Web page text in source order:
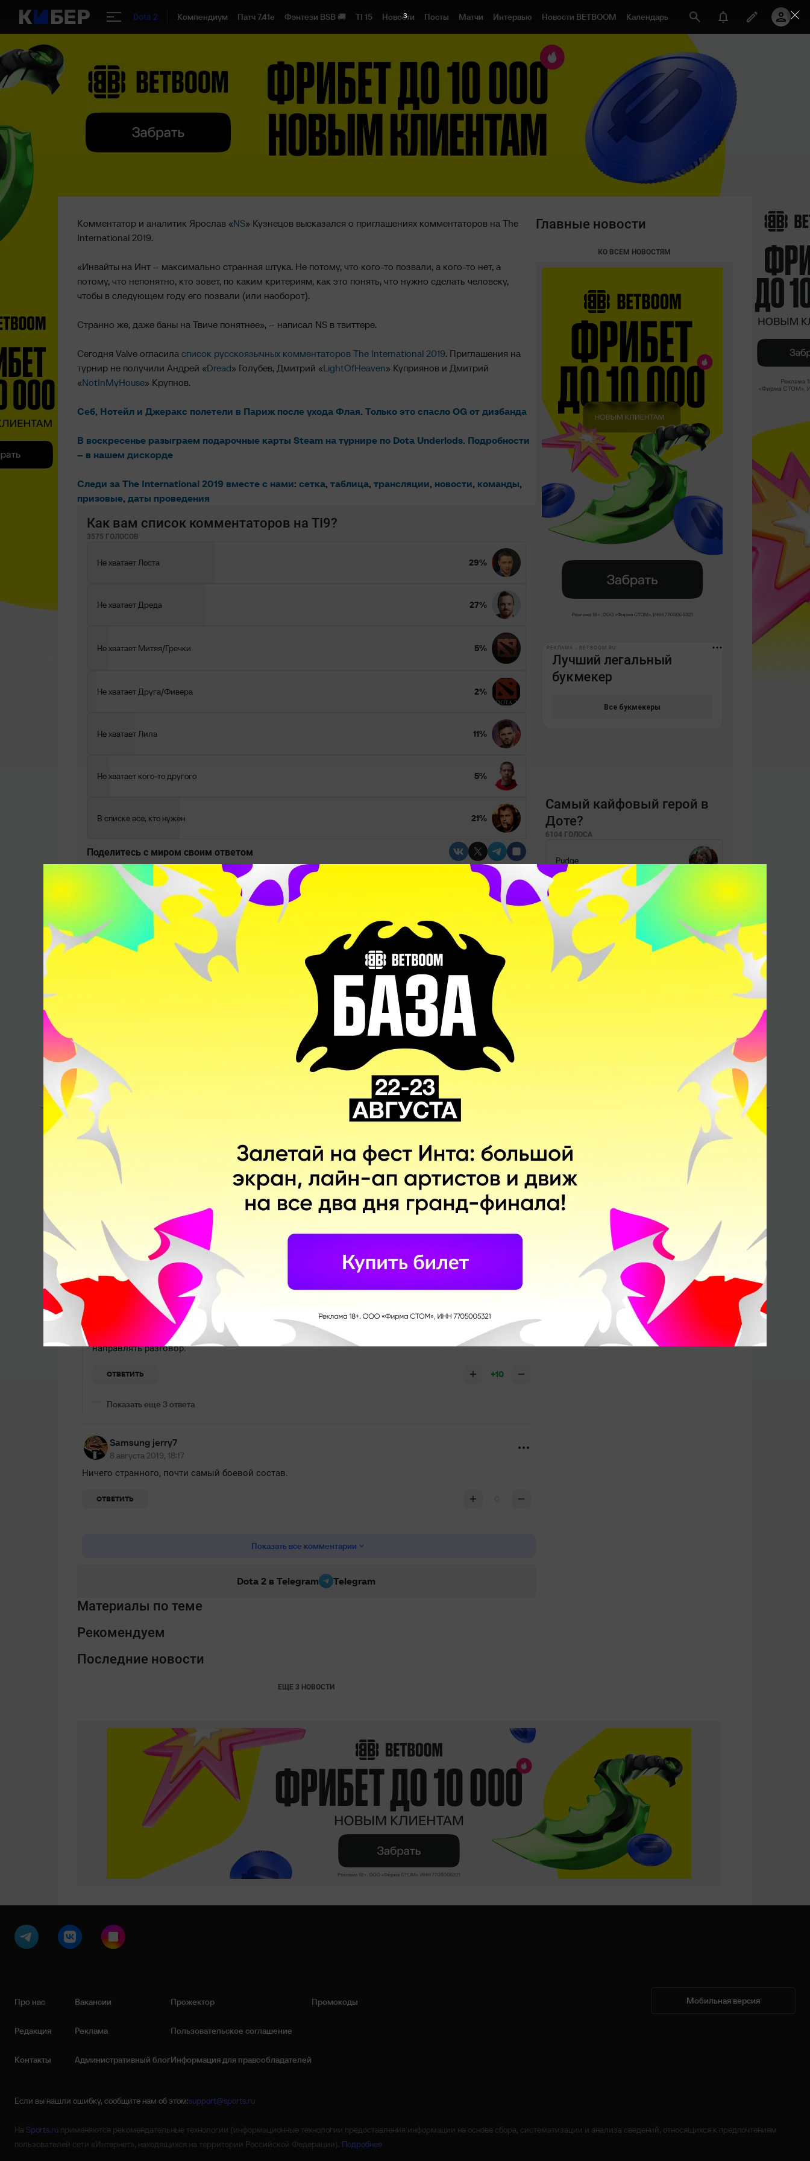
Dota 2 Компендиум Патч 7.41e Фэнтези BSB 🚚 TI 15 Новости Посты Матчи Интервью Новости BETBOOM Календарь
Комментатор и аналитик Ярослав «NS» Кузнецов высказался о приглашениях комментаторов на The
International 2019.
«Инвайты на Инт – максимально странная штука. Не потому, что кого-то позвали, а кого-то нет, а
потому, что непонятно, кто зовет, по каким критериям, как это понять, что нужно сделать человеку,
чтобы в следующем году его позвали (или наоборот).
Странно же, даже баны на Твиче понятнее», – написал NS в твиттере.
Сегодня Valve огласила список русскоязычных комментаторов The International 2019. Приглашения на
турнир не получили Андрей «Dread» Голубев, Дмитрий «LightOfHeaven» Куприянов и Дмитрий
«NotInMyHouse» Крупнов.
Себ, Нотейл и Джеракс полетели в Париж после ухода Флая. Только это спасло OG от дизбанда
В воскресенье разыграем подарочные карты Steam на турнире по Dota Underlods. Подробности
– в нашем дискорде
Следи за The International 2019 вместе с нами: сетка, таблица, трансляции, новости, команды,
призовые, даты проведения
Как вам список комментаторов на TI9?
3575 ГОЛОСОВ
Не хватает Лоста 29%
Не хватает Дреда 27%
Не хватает Митяя/Гречки 5%
Не хватает Друга/Фивера 2%
Не хватает Лила 11%
Не хватает кого-то другого 5%
В списке все, кто нужен 21%
Поделитесь c миром своим ответом
Иван Горбатенков
International
Ярослав «NS»
Кузнецов
Дмитрий «LightOfHeaven»
Андрей «Dread»
Голубев
Дмитрий «NotInMyHouse»
Крупнов
8 комментариев
Актуальные С диалогами
Нот ин май хаус ставить в 1 ряд с лостом и дредом такое себе
ОТВЕТИТЬ
Ответ
Нот ин май хаус ставить в 1 ряд с лостом и дредом такое себе
Этот школьник намного профессиональнее 90% всей студии.
+3
Samsung jerry7
8 августа 2019, 18:18
Ответ_ARDA_
Этот школьник намного профессиональнее 90% всей студии.
Чем он профессиональнее? Он лишь хорошо держится в кадре и всё. В остальном он душный
школьник, который со своим мнение влезает в разговоры аналитиков, а на деле он должен лишь
направлять разговор.
ОТВЕТИТЬ +10
Показать еще 3 ответа
Samsung jerry7
8 августа 2019, 18:17
Ничего странного, почти самый боевой состав.
ОТВЕТИТЬ
Показать все комментарии
Dota 2 в Telegram Telegram
Материалы по теме
Рекомендуем
Последние новости
ЕЩЕ 3 НОВОСТИ
Главные новости
КО ВСЕМ НОВОСТЯМ
РЕКЛАМА • BETBOOM.RU
Самый кайфовый герой в
Доте?
6104 ГОЛОСА
Pudge
Ogre Magi
своим ответом
Про нас
Редакция
Контакты
Вакансии
Реклама
Административный блог
Прожектор
Пользовательское соглашение
Информация для правообладателей
Промокоды Мобильная версия
Если вы нашли ошибку, сообщите нам об этом:support@sports.ru
НаSports.ru применяются рекомендательные технологии (информационные технологии предоставления информации на основе сбора, систематизации и анализа сведений, относящихся к предпочтениям
пользователей сети «Интернет», находящихся на территории Российской Федерации). Подробнее
2